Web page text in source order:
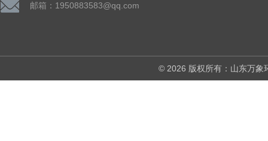
邮箱：1950883583@qq.com
© 2026 版权所有：山东万